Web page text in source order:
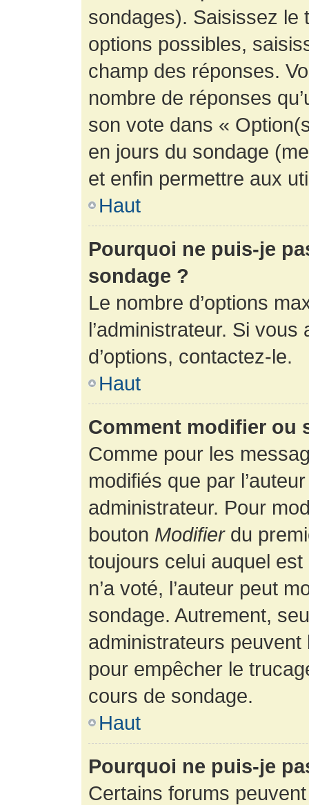
sondages). Saisissez le
options possibles,
champ des réponses.
nombre de réponses
son vote dans «
en jours du sondage
et enfin permettre aux
Haut
Pourquoi ne puis-je
sondage ?
Le nombre d’options
l’administrateur. Si
d’options, contactez-le.
Haut
Comment modifier ou
Comme pour les
modifiés que par
administrateur. Pour
bouton Modifierdu
toujours celui auquel
n’a voté, l’auteur peut
sondage. Autrement,
administrateurs
pour empêcher le
cours de sondage.
Haut
Pourquoi ne puis-je
Certains forums